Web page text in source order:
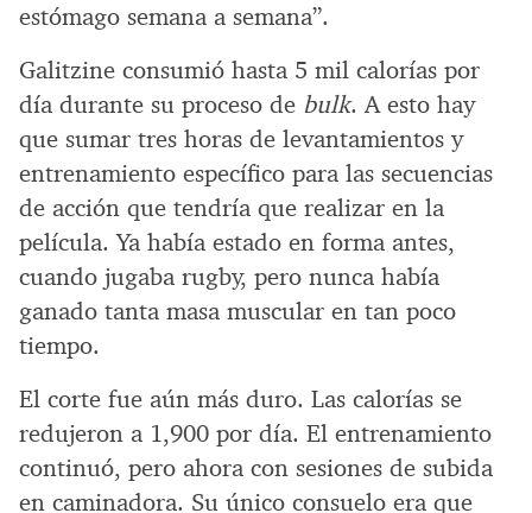
estómago semana a semana”.
Galitzine consumió hasta 5 mil calorías por
día durante su proceso de bulk. A esto hay
que sumar tres horas de levantamientos y
entrenamiento específico para las secuencias
de acción que tendría que realizar en la
película. Ya había estado en forma antes,
cuando jugaba rugby, pero nunca había
ganado tanta masa muscular en tan poco
tiempo.
El corte fue aún más duro. Las calorías se
redujeron a 1,900 por día. El entrenamiento
continuó, pero ahora con sesiones de subida
en caminadora. Su único consuelo era que